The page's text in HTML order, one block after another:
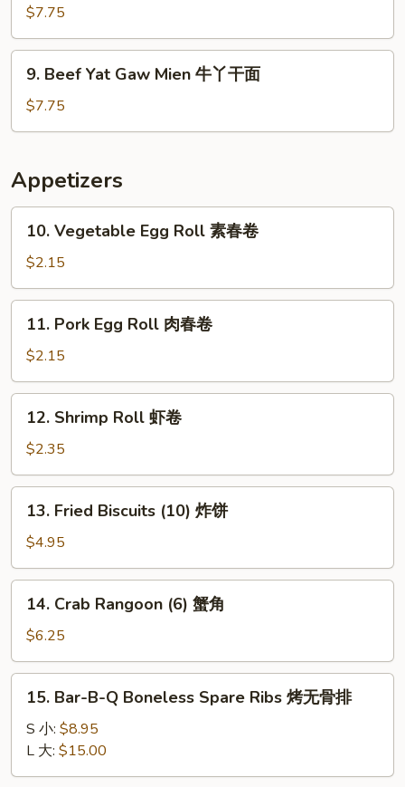
面
Yat
Gaw
Mien
$7.75
Beef
Yat
Gaw
牛
丫
干
9. Beef Yat Gaw Mien 牛丫干面
$7.75
Appetizers
Vegetable
Egg
Roll
素
10. Vegetable Egg Roll 素春卷
$2.15
Pork
Egg
Roll
肉
11. Pork Egg Roll 肉春卷
$2.15
Shrimp
Roll
虾
卷
12. Shrimp Roll 虾卷
$2.35
Fried
Biscuits
(10)
炸
13. Fried Biscuits (10) 炸饼
$4.95
Crab
Rangoon
(6)
蟹
14. Crab Rangoon (6) 蟹角
$6.25
Bar-
B-
Boneless
15. Bar-B-Q Boneless Spare Ribs 烤无骨排
S 小: $8.95
L 大: $15.00